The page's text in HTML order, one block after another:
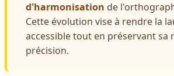
d'harmonisation de
Cette évolution vise à rendre la
accessible tout en préservant sa
précision.